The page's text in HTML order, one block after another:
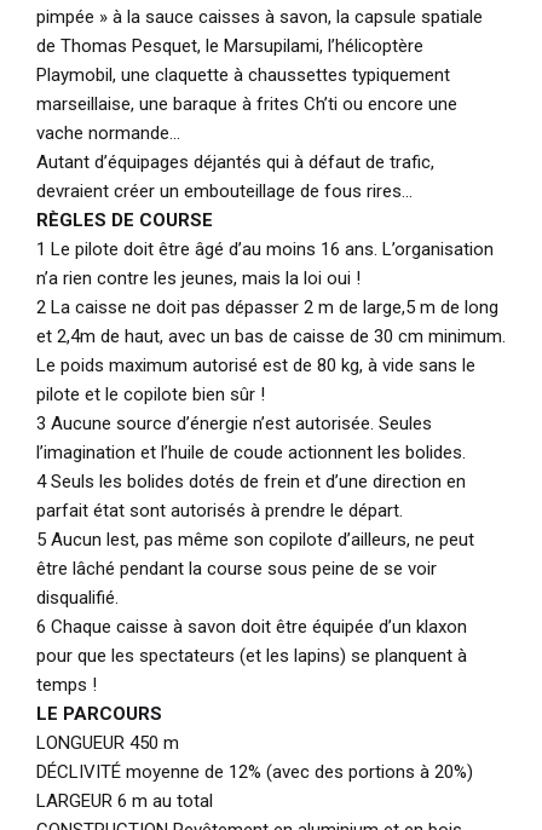
pimpée » à la sauce caisses à savon, la capsule spatiale
de Thomas Pesquet, le Marsupilami, l’hélicoptère
Playmobil, une claquette à chaussettes typiquement
marseillaise, une baraque à frites Ch’ti ou encore une
vache normande...
Autant d’équipages déjantés qui à défaut de trafic,
devraient créer un embouteillage de fous rires...
RÈGLES DE COURSE
1 Le pilote doit être âgé d’au moins 16 ans. L’organisation
n’a rien contre les jeunes, mais la loi oui !
2 La caisse ne doit pas dépasser 2 m de large,5 m de long
et 2,4m de haut, avec un bas de caisse de 30 cm minimum.
Le poids maximum autorisé est de 80 kg, à vide sans le
pilote et le copilote bien sûr !
3 Aucune source d’énergie n’est autorisée. Seules
l’imagination et l’huile de coude actionnent les bolides.
4 Seuls les bolides dotés de frein et d’une direction en
parfait état sont autorisés à prendre le départ.
5 Aucun lest, pas même son copilote d’ailleurs, ne peut
être lâché pendant la course sous peine de se voir
disqualifié.
6 Chaque caisse à savon doit être équipée d’un klaxon
pour que les spectateurs (et les lapins) se planquent à
temps !
LE PARCOURS
LONGUEUR 450 m
DÉCLIVITÉ moyenne de 12% (avec des portions à 20%)
LARGEUR 6 m au total